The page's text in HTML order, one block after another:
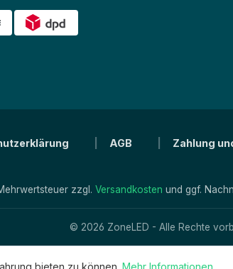
AGB Zahlung
zzgl. Versandkosten und ggf.
© 2026 ZoneLED - Alle Rechte
bieten zu können. Mehr Informationen ...